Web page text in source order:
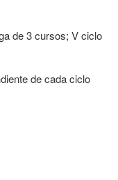
de 3 cursos; V ciclo
de cada ciclo